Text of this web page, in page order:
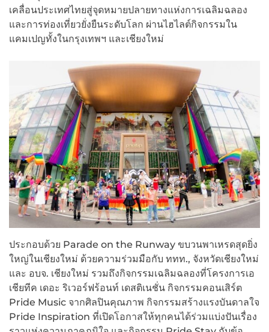
เคลื่อนประเทศไทยสู่จุดหมายปลายทางแห่งการเฉลิมฉลอง
และการท่องเที่ยวยั่งยืนระดับโลก ผ่านไฮไลต์กิจกรรมใน
แคมเปญทั้งในกรุงเทพฯ และเชียงใหม่
ประกอบด้วย Parade on the Runway ขบวนพาเหรดสุดยิ่ง
ใหญ่ในเชียงใหม่ ด้วยความร่วมมือกับ ททท., จังหวัดเชียงใหม่
และ อบจ. เชียงใหม่ รวมถึงกิจกรรมเฉลิมฉลองที่โครงการเอ
เชียทีค เดอะ ริเวอร์ฟร้อนท์ เดสติเนชั่น กิจกรรมคอนเสิร์ต
Pride Music จากศิลปินคุณภาพ กิจกรรมสร้างแรงบันดาลใจ
Pride Inspiration ที่เปิดโอกาสให้ทุกคนได้ร่วมแบ่งปันเรื่อง